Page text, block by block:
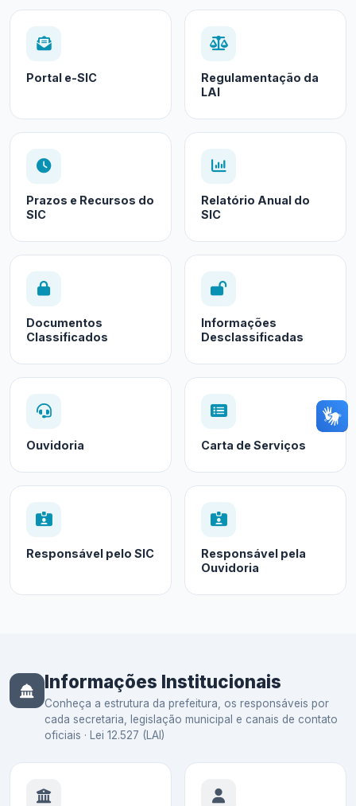
Portal e-SIC
Regulamentação da
LAI
Prazos e Recursos do
SIC
Relatório Anual do
SIC
Documentos
Classificados
Informações
Desclassificadas
Ouvidoria Carta de Serviços
Responsável pelo SIC
Responsável pela
Ouvidoria
Informações Institucionais
Conheça a estrutura da prefeitura, os responsáveis por
cada secretaria, legislação municipal e canais de contato
oficiais · Lei 12.527 (LAI)